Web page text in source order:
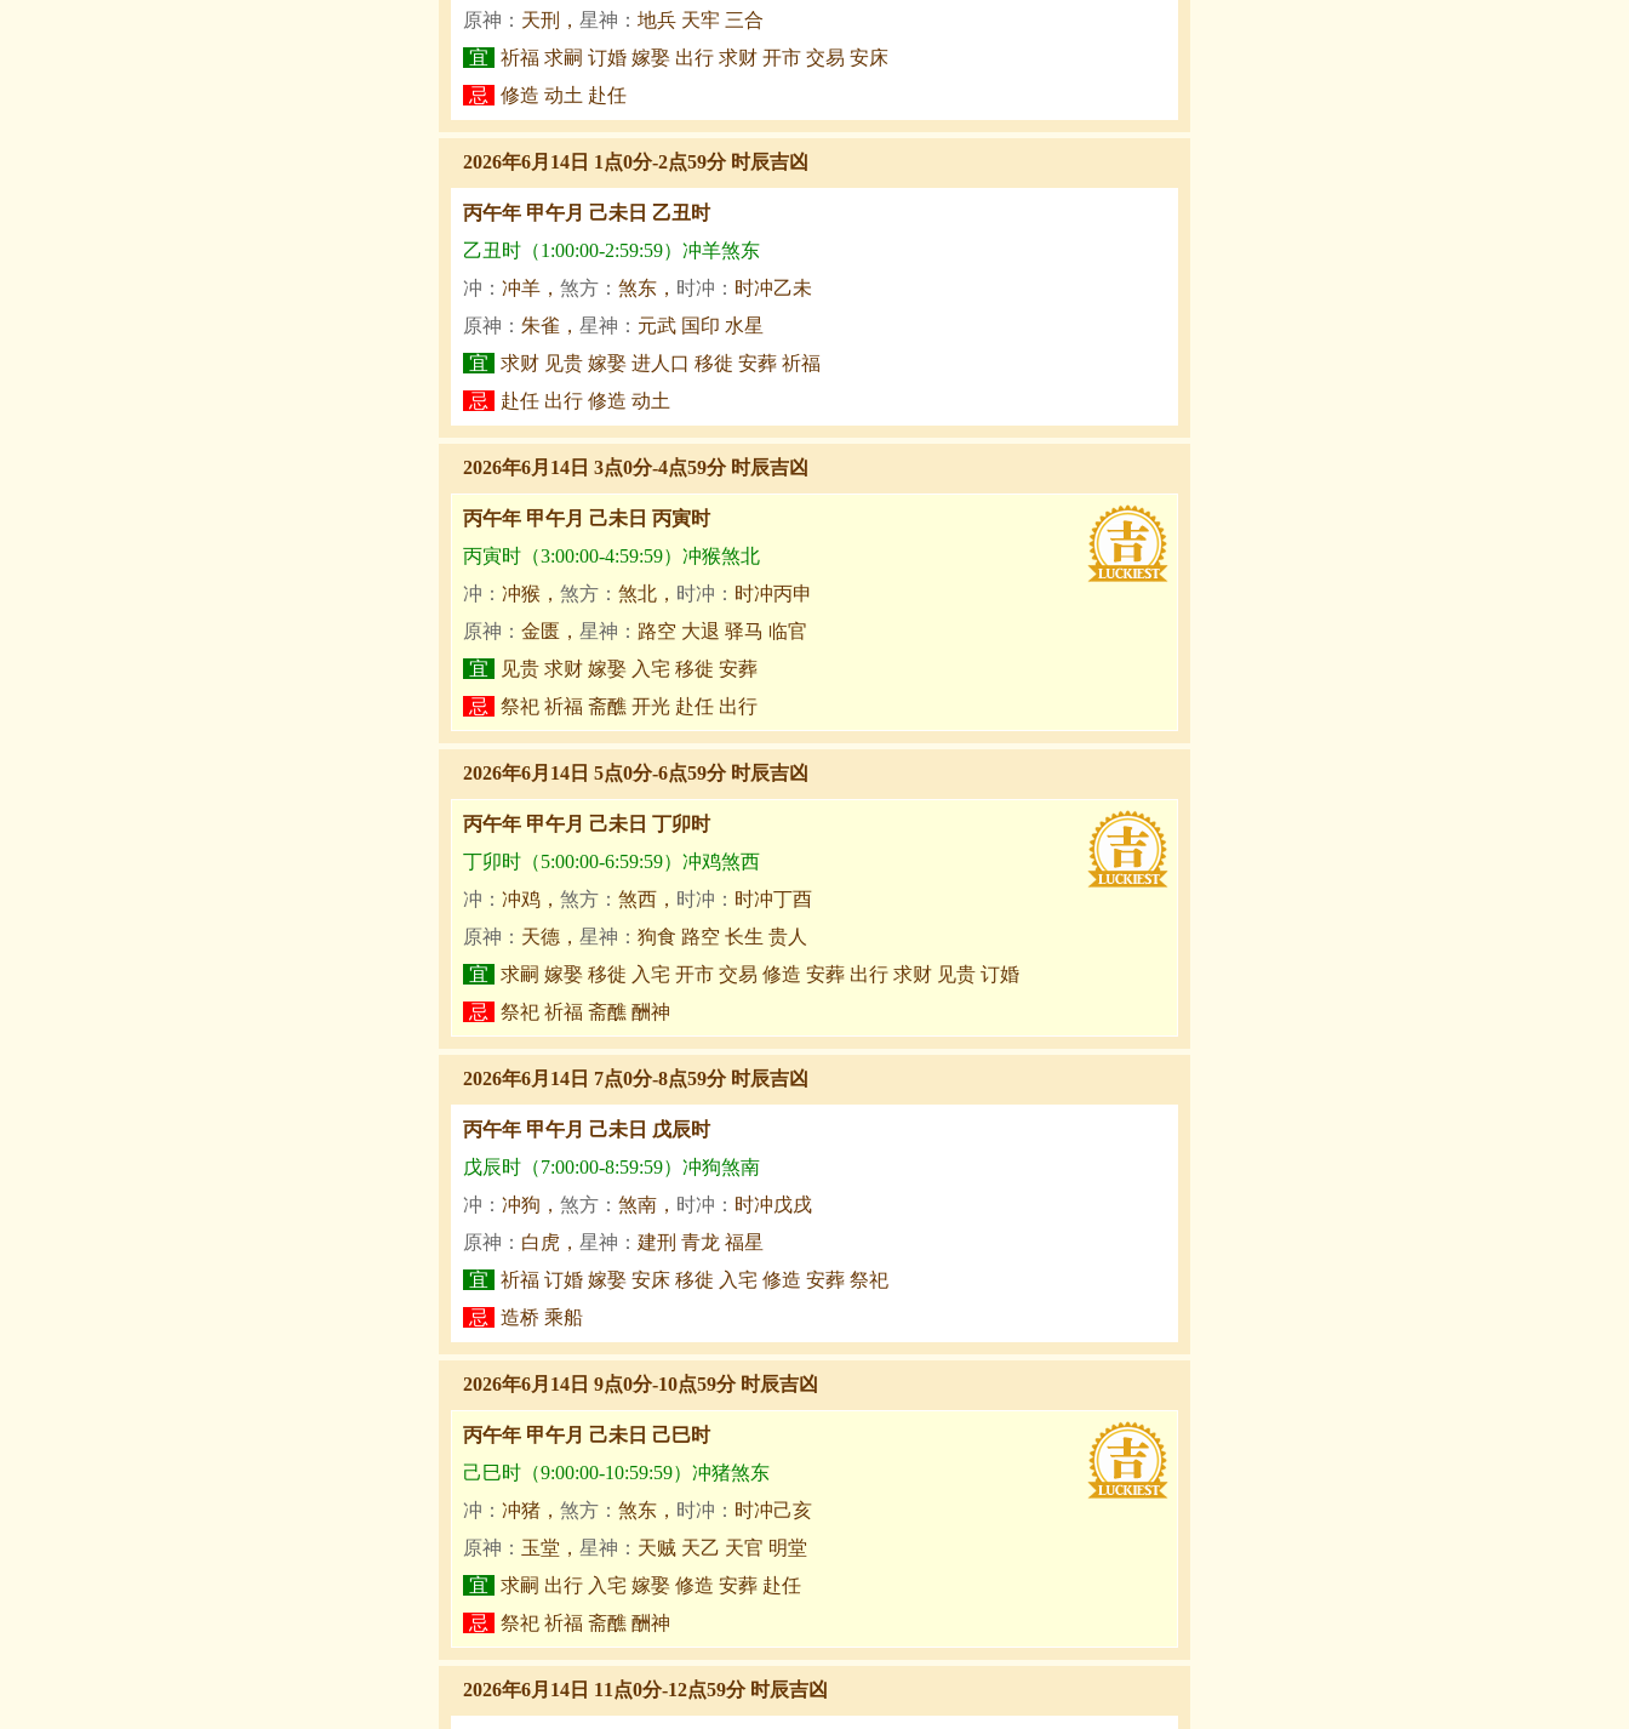
原神： 天刑， 星神： 地兵 天牢 三合
宜
祈福 求嗣 订婚 嫁娶 出行 求财 开市 交易 安床
忌
修造 动土 赴任
2026年6月14日 1点0分-2点59分 时辰吉凶
丙午年 甲午月 己未日 乙丑时
乙丑时（1:00:00-2:59:59）冲羊煞东
冲： 冲羊， 煞方： 煞东， 时冲： 时冲乙未
原神： 朱雀， 星神： 元武 国印 水星
宜
求财 见贵 嫁娶 进人口 移徙 安葬 祈福
忌
赴任 出行 修造 动土
2026年6月14日 3点0分-4点59分 时辰吉凶
丙午年 甲午月 己未日 丙寅时
丙寅时（3:00:00-4:59:59）冲猴煞北
冲： 冲猴， 煞方： 煞北， 时冲： 时冲丙申
原神： 金匮， 星神： 路空 大退 驿马 临官
宜
见贵 求财 嫁娶 入宅 移徙 安葬
忌
祭祀 祈福 斋醮 开光 赴任 出行
2026年6月14日 5点0分-6点59分 时辰吉凶
丙午年 甲午月 己未日 丁卯时
丁卯时（5:00:00-6:59:59）冲鸡煞西
冲： 冲鸡， 煞方： 煞西， 时冲： 时冲丁酉
原神： 天德， 星神： 狗食 路空 长生 贵人
宜
求嗣 嫁娶 移徙 入宅 开市 交易 修造 安葬 出行 求财 见贵 订婚
忌
祭祀 祈福 斋醮 酬神
2026年6月14日 7点0分-8点59分 时辰吉凶
丙午年 甲午月 己未日 戊辰时
戊辰时（7:00:00-8:59:59）冲狗煞南
冲： 冲狗， 煞方： 煞南， 时冲： 时冲戊戌
原神： 白虎， 星神： 建刑 青龙 福星
宜
祈福 订婚 嫁娶 安床 移徙 入宅 修造 安葬 祭祀
忌
造桥 乘船
2026年6月14日 9点0分-10点59分 时辰吉凶
丙午年 甲午月 己未日 己巳时
己巳时（9:00:00-10:59:59）冲猪煞东
冲： 冲猪， 煞方： 煞东， 时冲： 时冲己亥
原神： 玉堂， 星神： 天贼 天乙 天官 明堂
宜
求嗣 出行 入宅 嫁娶 修造 安葬 赴任
忌
祭祀 祈福 斋醮 酬神
2026年6月14日 11点0分-12点59分 时辰吉凶